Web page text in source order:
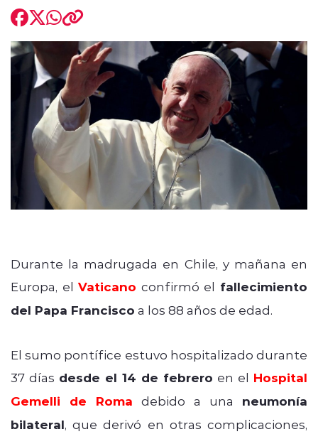
Durante la madrugada en Chile, y mañana en
Europa, elVaticano confirmó el fallecimiento
del Papa Francisco a los 88 años de edad.
El sumo pontífice estuvo hospitalizado durante
37 días desde el 14 de febrero en el Hospital
Gemelli de Roma debido a una neumonía
bilateral, que derivó en otras complicaciones,